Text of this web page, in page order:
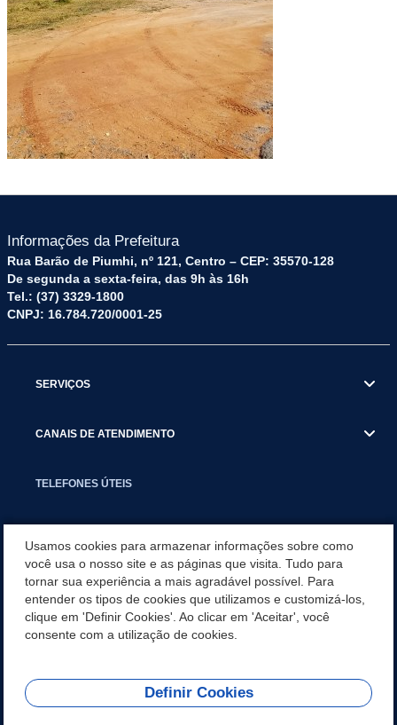
Informações da Prefeitura
Rua Barão de Piumhi, nº 121, Centro – CEP: 35570-128
De segunda a sexta-feira, das 9h às 16h
Tel.: (37) 3329-1800
CNPJ: 16.784.720/0001-25
SERVIÇOS
CANAIS DE ATENDIMENTO
TELEFONES ÚTEIS
NOTÍCIAS
APLICATIVO
REDES SOCIAIS
Usamos cookies para armazenar informações sobre como
você usa o nosso site e as páginas que visita. Tudo para
tornar sua experiência a mais agradável possível. Para
entender os tipos de cookies que utilizamos e customizá-los,
clique em 'Definir Cookies'. Ao clicar em 'Aceitar', você
consente com a utilização de cookies.
Definir Cookies